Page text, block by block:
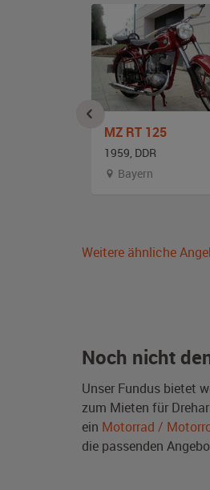
MZ RT 125
1959, DDR
Bayern
Weitere ähnliche
Noch nicht
Unser Fundus bietet
zum Mieten für
ein Motorrad /
die passenden